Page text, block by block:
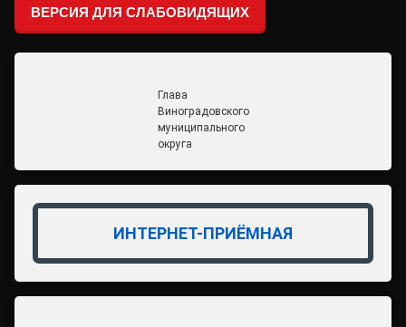
ВЕРСИЯ ДЛЯ СЛАБОВИДЯЩИХ
Глава
Виноградовского
муниципального
округа
ИНТЕРНЕТ-ПРИЁМНАЯ